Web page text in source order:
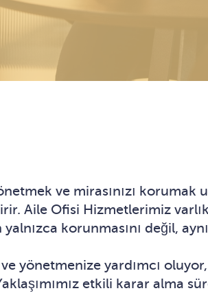
ve mirasınızı
Aile Ofisi Hizmetlerimiz
korunmasını değil,
yönetmenize yardımcı
etkili karar alma